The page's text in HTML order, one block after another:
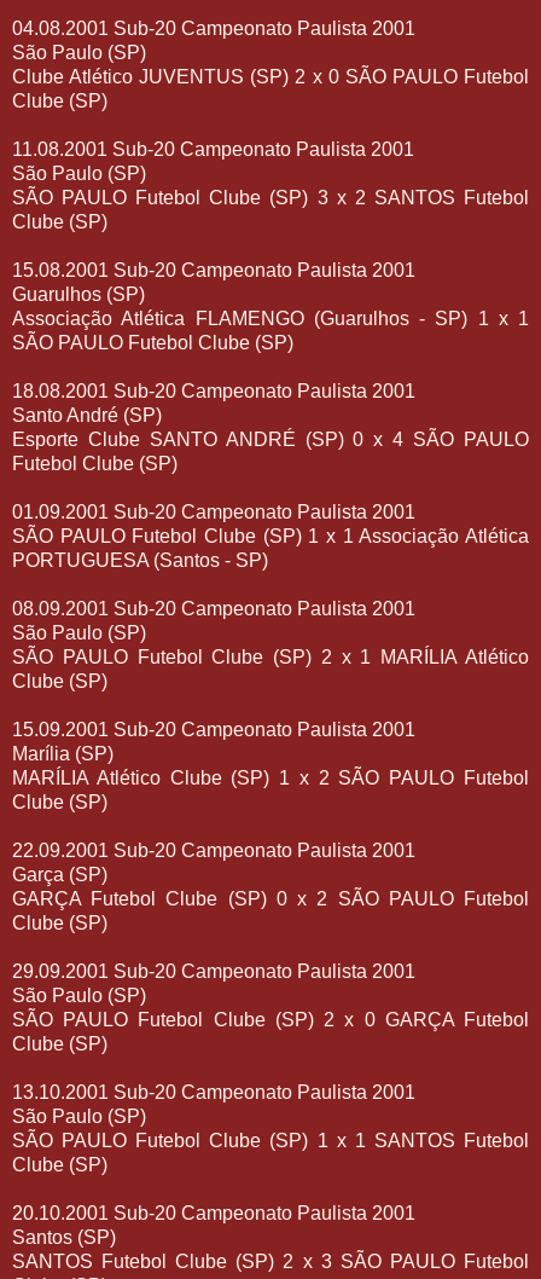
04.08.2001 Sub-20 Campeonato Paulista 2001
São Paulo (SP)
Clube Atlético JUVENTUS (SP) 2 x 0 SÃO PAULO Futebol
Clube (SP)
11.08.2001 Sub-20 Campeonato Paulista 2001
São Paulo (SP)
SÃO PAULO Futebol Clube (SP) 3 x 2 SANTOS Futebol
Clube (SP)
15.08.2001 Sub-20 Campeonato Paulista 2001
Guarulhos (SP)
Associação Atlética FLAMENGO (Guarulhos - SP) 1 x 1
SÃO PAULO Futebol Clube (SP)
18.08.2001 Sub-20 Campeonato Paulista 2001
Santo André (SP)
Esporte Clube SANTO ANDRÉ (SP) 0 x 4 SÃO PAULO
Futebol Clube (SP)
01.09.2001 Sub-20 Campeonato Paulista 2001
SÃO PAULO Futebol Clube (SP) 1 x 1 Associação Atlética
PORTUGUESA (Santos - SP)
08.09.2001 Sub-20 Campeonato Paulista 2001
São Paulo (SP)
SÃO PAULO Futebol Clube (SP) 2 x 1 MARÍLIA Atlético
Clube (SP)
15.09.2001 Sub-20 Campeonato Paulista 2001
Marília (SP)
MARÍLIA Atlético Clube (SP) 1 x 2 SÃO PAULO Futebol
Clube (SP)
22.09.2001 Sub-20 Campeonato Paulista 2001
Garça (SP)
GARÇA Futebol Clube (SP) 0 x 2 SÃO PAULO Futebol
Clube (SP)
29.09.2001 Sub-20 Campeonato Paulista 2001
São Paulo (SP)
SÃO PAULO Futebol Clube (SP) 2 x 0 GARÇA Futebol
Clube (SP)
13.10.2001 Sub-20 Campeonato Paulista 2001
São Paulo (SP)
SÃO PAULO Futebol Clube (SP) 1 x 1 SANTOS Futebol
Clube (SP)
20.10.2001 Sub-20 Campeonato Paulista 2001
Santos (SP)
SANTOS Futebol Clube (SP) 2 x 3 SÃO PAULO Futebol